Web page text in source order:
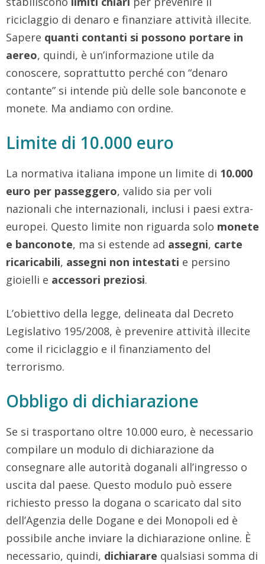
riciclaggio di denaro e finanziare attività illecite.
Sapere quanti contanti si possono portare in
aereo, quindi, è un’informazione utile da
conoscere, soprattutto perché con “denaro
contante” si intende più delle sole banconote e
monete. Ma andiamo con ordine.
Limite di 10.000 euro
La normativa italiana impone un limite di 10.000
euro per passeggero, valido sia per voli
nazionali che internazionali, inclusi i paesi extra-
europei. Questo limite non riguarda solo monete
e banconote, ma si estende ad assegni, carte
ricaricabili, assegni non intestati e persino
gioielli e accessori preziosi.
L’obiettivo della legge, delineata dal Decreto
Legislativo 195/2008, è prevenire attività illecite
come il riciclaggio e il finanziamento del
terrorismo.
Obbligo di dichiarazione
Se si trasportano oltre 10.000 euro, è necessario
compilare un modulo di dichiarazione da
consegnare alle autorità doganali all’ingresso o
uscita dal paese. Questo modulo può essere
richiesto presso la dogana o scaricato dal sito
dell’Agenzia delle Dogane e dei Monopoli ed è
possibile anche inviare la dichiarazione online. È
necessario, quindi, dichiarare qualsiasi somma di